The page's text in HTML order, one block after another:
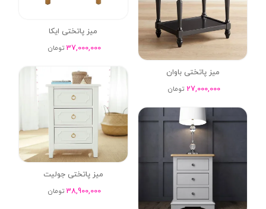
میز پاتختی ایکا
37,000,000 تومان
میز پاتختی باوان
27,000,000 تومان
میز پاتختی جولیت
38,900,000 تومان